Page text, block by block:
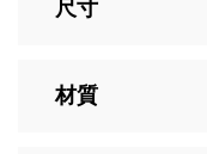
尺寸
材質